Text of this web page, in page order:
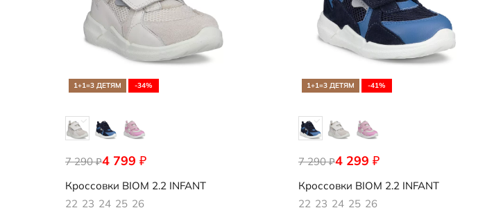
1+1=3 ДЕТЯМ -34%
4 799 ₽
7 290₽
710751/57019
Кроссовки BIOM 2.2 INFANT
22 23 24 25 26
1+1=3 ДЕТЯМ -41%
4 299 ₽
7 290₽
710751/61483
Кроссовки BIOM 2.2 INFANT
22 23 24 25 26